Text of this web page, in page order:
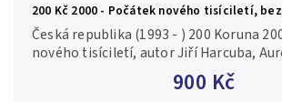
200 Kč 2000 - Počátek nového tisíciletí,
900 Kč
Česká republika (1993 - ) 200 Koruna
nového tisíciletí, autor Jiří Harcuba,
kapsle, bez certifikátu, běžná kvalita Ag